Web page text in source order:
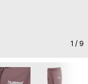
1 / 9